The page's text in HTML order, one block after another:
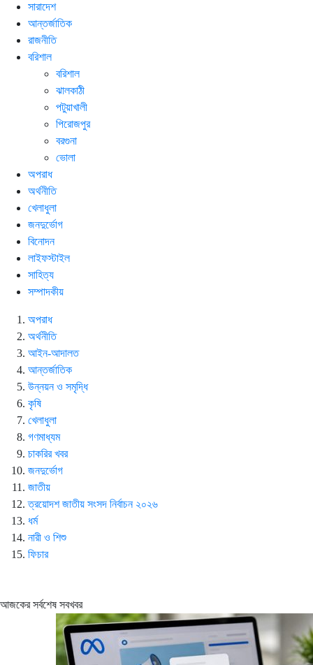
সারাদেশ
আন্তর্জাতিক
রাজনীতি
বরিশাল
বরিশাল
ঝালকাঠী
পটুয়াখালী
পিরোজপুর
বরগুনা
ভোলা
অপরাধ
অর্থনীতি
খেলাধুলা
জনদুর্ভোগ
বিনোদন
লাইফস্টাইল
সাহিত্য
সম্পাদকীয়
অপরাধ
অর্থনীতি
আইন-আদালত
আন্তর্জাতিক
উন্নয়ন ও সমৃদ্ধি
কৃষি
খেলাধুলা
গণমাধ্যম
চাকরির খবর
জনদুর্ভোগ
জাতীয়
ত্রয়োদশ জাতীয় সংসদ নির্বাচন ২০২৬
ধর্ম
নারী ও শিশু
ফিচার
আজকের সর্বশেষ সবখবর